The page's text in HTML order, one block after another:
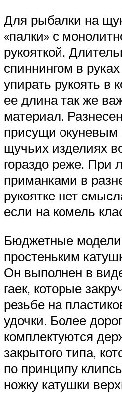
Для рыбалки на
«палки» с
рукояткой.
спиннингом в
упирать рукоять в
ее длина так же
материал.
присущи окуневым
щучьих изделиях
гораздо реже. При
приманками в
рукоятке нет
если на комель
Бюджетные
простеньким
Он выполнен в
гаек, которые
резьбе на
удочки. Более
комплектуются
закрытого типа,
по принципу
ножку катушки